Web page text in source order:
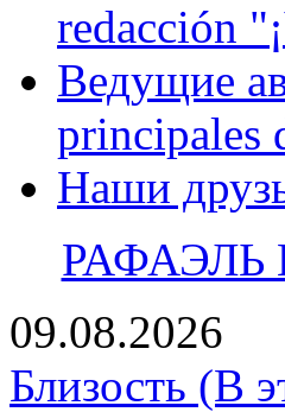
redacción
Ведущие
principales
Наши
РАФАЭЛЬ
09.08.2026
Близость (В